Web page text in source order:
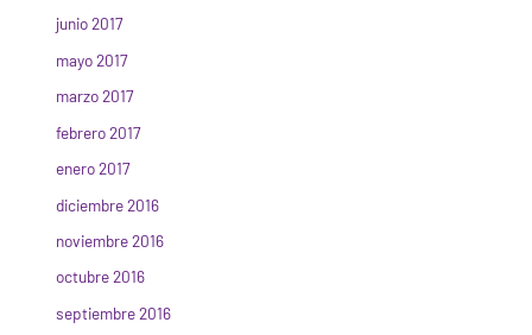
junio 2017
mayo 2017
marzo 2017
febrero 2017
enero 2017
diciembre 2016
noviembre 2016
octubre 2016
septiembre 2016